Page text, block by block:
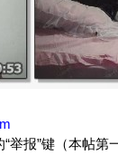
举报”键（本帖